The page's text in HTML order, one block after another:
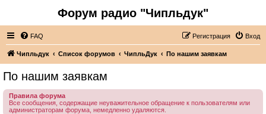
Форум радио "Чипльдук"
FAQ Вход
Регистрация
Чипльдук Список форумов ЧипльДук По нашим заявкам
По нашим заявкам
Правила форума
Все сообщения, содержащие неуважительное обращение к пользователям или
администраторам форума, немедленно удаляются.